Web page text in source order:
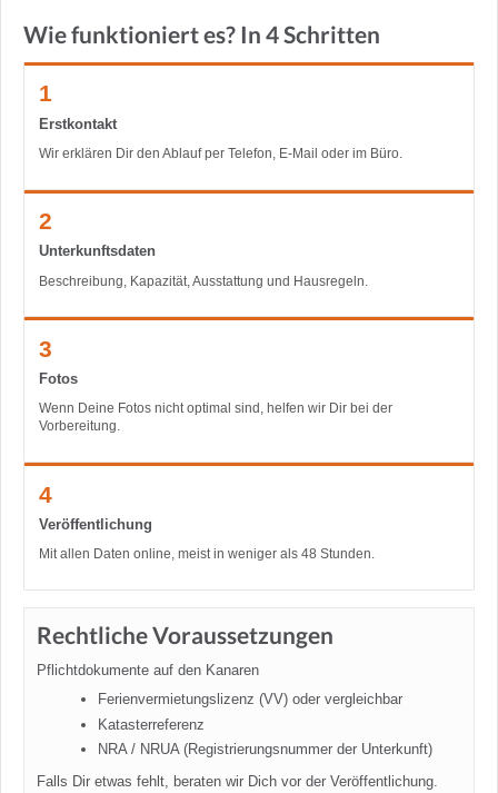
Wie funktioniert es? In 4 Schritten
1
Erstkontakt
Wir erklären Dir den Ablauf per Telefon, E-Mail oder im Büro.
2
Unterkunftsdaten
Beschreibung, Kapazität, Ausstattung und Hausregeln.
3
Fotos
Wenn Deine Fotos nicht optimal sind, helfen wir Dir bei der
Vorbereitung.
4
Veröffentlichung
Mit allen Daten online, meist in weniger als 48 Stunden.
Rechtliche Voraussetzungen
Pflichtdokumente auf den Kanaren
Ferienvermietungslizenz (VV) oder vergleichbar
Katasterreferenz
NRA / NRUA (Registrierungsnummer der Unterkunft)
Falls Dir etwas fehlt, beraten wir Dich vor der Veröffentlichung.